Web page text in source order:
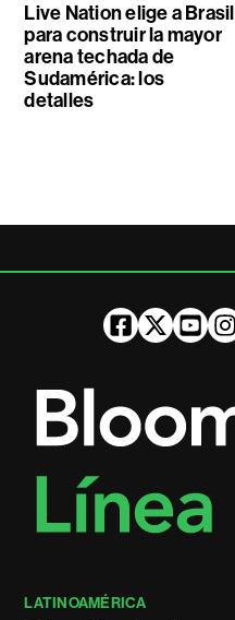
Live Nation elige a Brasil
para construir la mayor
arena techada de
Sudamérica: los
detalles
LATINOAMÉRICA